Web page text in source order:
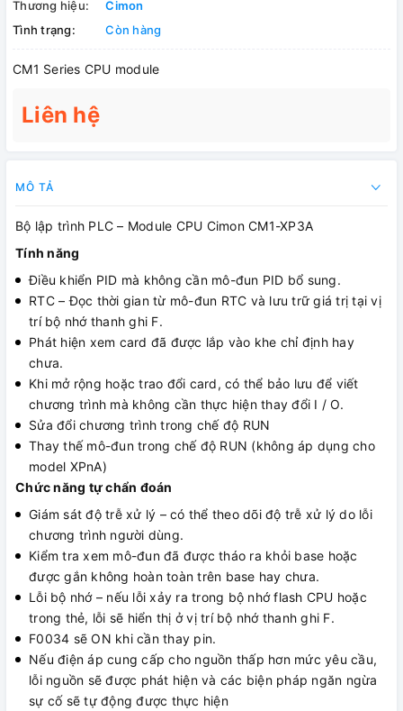
Thương hiệu:
Cimon
Tình trạng:
Còn hàng
CM1 Series CPU module
Liên hệ
MÔ TẢ
Bộ lập trình PLC – Module CPU Cimon CM1-XP3A
Tính năng
Điều khiển PID mà không cần mô-đun PID bổ sung.
RTC – Đọc thời gian từ mô-đun RTC và lưu trữ giá trị tại vị
trí bộ nhớ thanh ghi F.
Phát hiện xem card đã được lắp vào khe chỉ định hay
chưa.
Khi mở rộng hoặc trao đổi card, có thể bảo lưu để viết
chương trình mà không cần thực hiện thay đổi I / O.
Sửa đổi chương trình trong chế độ RUN
Thay thế mô-đun trong chế độ RUN (không áp dụng cho
model XPnA)
Chức năng tự chẩn đoán
Giám sát độ trễ xử lý – có thể theo dõi độ trễ xử lý do lỗi
chương trình người dùng.
Kiểm tra xem mô-đun đã được tháo ra khỏi base hoặc
được gắn không hoàn toàn trên base hay chưa.
Lỗi bộ nhớ – nếu lỗi xảy ra trong bộ nhớ flash CPU hoặc
trong thẻ, lỗi sẽ hiển thị ở vị trí bộ nhớ thanh ghi F.
F0034 sẽ ON khi cần thay pin.
Nếu điện áp cung cấp cho nguồn thấp hơn mức yêu cầu,
lỗi nguồn sẽ được phát hiện và các biện pháp ngăn ngừa
sự cố sẽ tự động được thực hiện